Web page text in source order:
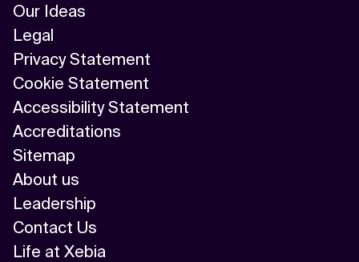
Our Ideas
Legal
Privacy Statement
Cookie Statement
Accessibility Statement
Accreditations
Sitemap
About us
Leadership
Contact Us
Life at Xebia